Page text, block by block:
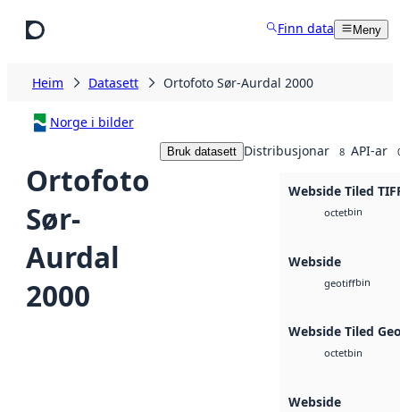
Finn data Meny
Heim Datasett Ortofoto Sør-Aurdal 2000
Norge i bilder
Ortofoto
Sør-
Aurdal
2000
Bruk datasett Distribusjonar 8 API-ar
Webside Tiled
octetbin
Webside
geotiffbin
Webside Tiled
octetbin
Webside